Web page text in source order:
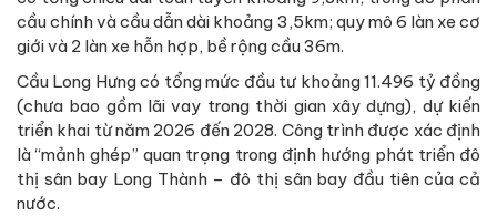
cầu chính và cầu dẫn dài khoảng 3,5km; quy mô 6 làn xe cơ
giới và 2 làn xe hỗn hợp, bề rộng cầu 36m.
Cầu Long Hưng có tổng mức đầu tư khoảng 11.496 tỷ đồng
(chưa bao gồm lãi vay trong thời gian xây dựng), dự kiến
triển khai từ năm 2026 đến 2028. Công trình được xác định
là “mảnh ghép” quan trọng trong định hướng phát triển đô
thị sân bay Long Thành – đô thị sân bay đầu tiên của cả
nước.